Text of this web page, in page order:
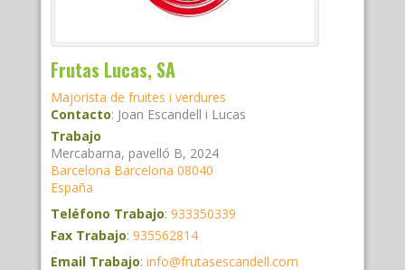
Frutas Lucas, SA
Majorista de fruites i verdures
Contacto: Joan Escandell i Lucas
Trabajo
Mercabarna, pavelló B, 2024
Barcelona Barcelona 08040
España
Teléfono Trabajo: 933350339
Fax Trabajo: 935562814
Email Trabajo: info@frutasescandell.com